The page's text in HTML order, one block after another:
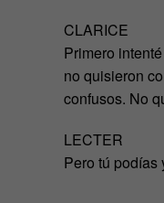
CLARICE
Primero
no quisieron
confusos. No
LECTER
Pero tú podías